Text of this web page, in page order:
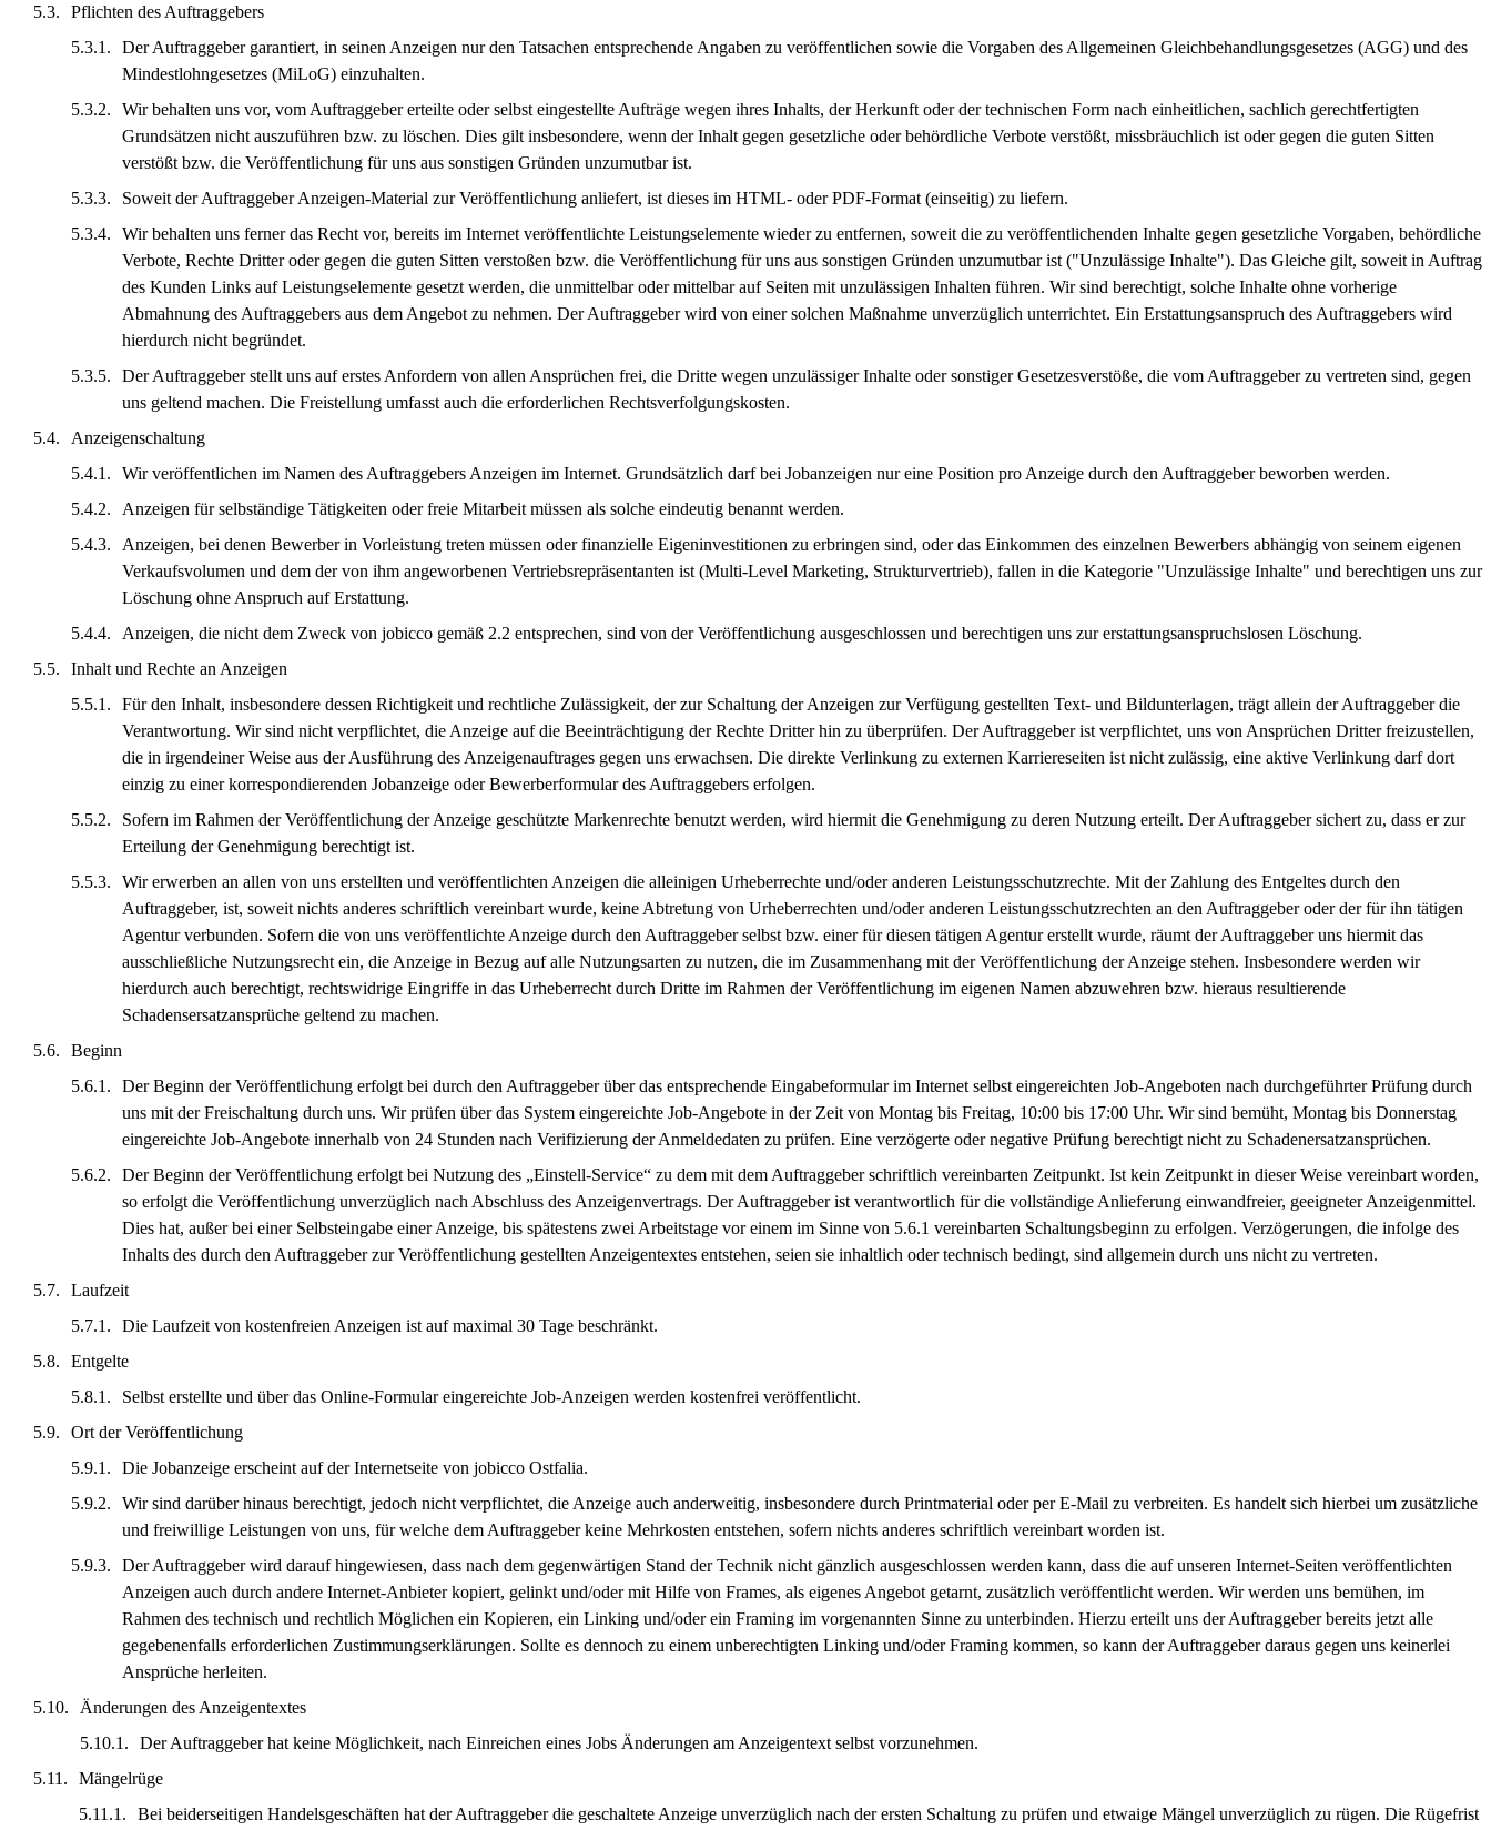
Pflichten des Auftraggebers
Der Auftraggeber garantiert, in seinen Anzeigen nur den Tatsachen entsprechende Angaben zu veröffentlichen sowie die Vorgaben des Allgemeinen Gleichbehandlungsgesetzes (AGG) und des
Mindestlohngesetzes (MiLoG) einzuhalten.
Wir behalten uns vor, vom Auftraggeber erteilte oder selbst eingestellte Aufträge wegen ihres Inhalts, der Herkunft oder der technischen Form nach einheitlichen, sachlich gerechtfertigten
Grundsätzen nicht auszuführen bzw. zu löschen. Dies gilt insbesondere, wenn der Inhalt gegen gesetzliche oder behördliche Verbote verstößt, missbräuchlich ist oder gegen die guten Sitten
verstößt bzw. die Veröffentlichung für uns aus sonstigen Gründen unzumutbar ist.
Soweit der Auftraggeber Anzeigen-Material zur Veröffentlichung anliefert, ist dieses im HTML- oder PDF-Format (einseitig) zu liefern.
Wir behalten uns ferner das Recht vor, bereits im Internet veröffentlichte Leistungselemente wieder zu entfernen, soweit die zu veröffentlichenden Inhalte gegen gesetzliche Vorgaben, behördliche
Verbote, Rechte Dritter oder gegen die guten Sitten verstoßen bzw. die Veröffentlichung für uns aus sonstigen Gründen unzumutbar ist ("Unzulässige Inhalte"). Das Gleiche gilt, soweit in Auftrag
des Kunden Links auf Leistungselemente gesetzt werden, die unmittelbar oder mittelbar auf Seiten mit unzulässigen Inhalten führen. Wir sind berechtigt, solche Inhalte ohne vorherige
Abmahnung des Auftraggebers aus dem Angebot zu nehmen. Der Auftraggeber wird von einer solchen Maßnahme unverzüglich unterrichtet. Ein Erstattungsanspruch des Auftraggebers wird
hierdurch nicht begründet.
Der Auftraggeber stellt uns auf erstes Anfordern von allen Ansprüchen frei, die Dritte wegen unzulässiger Inhalte oder sonstiger Gesetzesverstöße, die vom Auftraggeber zu vertreten sind, gegen
uns geltend machen. Die Freistellung umfasst auch die erforderlichen Rechtsverfolgungskosten.
Anzeigenschaltung
Wir veröffentlichen im Namen des Auftraggebers Anzeigen im Internet. Grundsätzlich darf bei Jobanzeigen nur eine Position pro Anzeige durch den Auftraggeber beworben werden.
Anzeigen für selbständige Tätigkeiten oder freie Mitarbeit müssen als solche eindeutig benannt werden.
Anzeigen, bei denen Bewerber in Vorleistung treten müssen oder finanzielle Eigeninvestitionen zu erbringen sind, oder das Einkommen des einzelnen Bewerbers abhängig von seinem eigenen
Verkaufsvolumen und dem der von ihm angeworbenen Vertriebsrepräsentanten ist (Multi-Level Marketing, Strukturvertrieb), fallen in die Kategorie "Unzulässige Inhalte" und berechtigen uns zur
Löschung ohne Anspruch auf Erstattung.
Anzeigen, die nicht dem Zweck von jobicco gemäß 2.2 entsprechen, sind von der Veröffentlichung ausgeschlossen und berechtigen uns zur erstattungsanspruchslosen Löschung.
Inhalt und Rechte an Anzeigen
Für den Inhalt, insbesondere dessen Richtigkeit und rechtliche Zulässigkeit, der zur Schaltung der Anzeigen zur Verfügung gestellten Text- und Bildunterlagen, trägt allein der Auftraggeber die
Verantwortung. Wir sind nicht verpflichtet, die Anzeige auf die Beeinträchtigung der Rechte Dritter hin zu überprüfen. Der Auftraggeber ist verpflichtet, uns von Ansprüchen Dritter freizustellen,
die in irgendeiner Weise aus der Ausführung des Anzeigenauftrages gegen uns erwachsen. Die direkte Verlinkung zu externen Karriereseiten ist nicht zulässig, eine aktive Verlinkung darf dort
einzig zu einer korrespondierenden Jobanzeige oder Bewerberformular des Auftraggebers erfolgen.
Sofern im Rahmen der Veröffentlichung der Anzeige geschützte Markenrechte benutzt werden, wird hiermit die Genehmigung zu deren Nutzung erteilt. Der Auftraggeber sichert zu, dass er zur
Erteilung der Genehmigung berechtigt ist.
Wir erwerben an allen von uns erstellten und veröffentlichten Anzeigen die alleinigen Urheberrechte und/oder anderen Leistungsschutzrechte. Mit der Zahlung des Entgeltes durch den
Auftraggeber, ist, soweit nichts anderes schriftlich vereinbart wurde, keine Abtretung von Urheberrechten und/oder anderen Leistungsschutzrechten an den Auftraggeber oder der für ihn tätigen
Agentur verbunden. Sofern die von uns veröffentlichte Anzeige durch den Auftraggeber selbst bzw. einer für diesen tätigen Agentur erstellt wurde, räumt der Auftraggeber uns hiermit das
ausschließliche Nutzungsrecht ein, die Anzeige in Bezug auf alle Nutzungsarten zu nutzen, die im Zusammenhang mit der Veröffentlichung der Anzeige stehen. Insbesondere werden wir
hierdurch auch berechtigt, rechtswidrige Eingriffe in das Urheberrecht durch Dritte im Rahmen der Veröffentlichung im eigenen Namen abzuwehren bzw. hieraus resultierende
Schadensersatzansprüche geltend zu machen.
Beginn
Der Beginn der Veröffentlichung erfolgt bei durch den Auftraggeber über das entsprechende Eingabeformular im Internet selbst eingereichten Job-Angeboten nach durchgeführter Prüfung durch
uns mit der Freischaltung durch uns. Wir prüfen über das System eingereichte Job-Angebote in der Zeit von Montag bis Freitag, 10:00 bis 17:00 Uhr. Wir sind bemüht, Montag bis Donnerstag
eingereichte Job-Angebote innerhalb von 24 Stunden nach Verifizierung der Anmeldedaten zu prüfen. Eine verzögerte oder negative Prüfung berechtigt nicht zu Schadenersatzansprüchen.
Der Beginn der Veröffentlichung erfolgt bei Nutzung des „Einstell-Service“ zu dem mit dem Auftraggeber schriftlich vereinbarten Zeitpunkt. Ist kein Zeitpunkt in dieser Weise vereinbart worden,
so erfolgt die Veröffentlichung unverzüglich nach Abschluss des Anzeigenvertrags. Der Auftraggeber ist verantwortlich für die vollständige Anlieferung einwandfreier, geeigneter Anzeigenmittel.
Dies hat, außer bei einer Selbsteingabe einer Anzeige, bis spätestens zwei Arbeitstage vor einem im Sinne von 5.6.1 vereinbarten Schaltungsbeginn zu erfolgen. Verzögerungen, die infolge des
Inhalts des durch den Auftraggeber zur Veröffentlichung gestellten Anzeigentextes entstehen, seien sie inhaltlich oder technisch bedingt, sind allgemein durch uns nicht zu vertreten.
Laufzeit
Die Laufzeit von kostenfreien Anzeigen ist auf maximal 30 Tage beschränkt.
Entgelte
Selbst erstellte und über das Online-Formular eingereichte Job-Anzeigen werden kostenfrei veröffentlicht.
Ort der Veröffentlichung
Die Jobanzeige erscheint auf der Internetseite von jobicco Ostfalia.
Wir sind darüber hinaus berechtigt, jedoch nicht verpflichtet, die Anzeige auch anderweitig, insbesondere durch Printmaterial oder per E-Mail zu verbreiten. Es handelt sich hierbei um zusätzliche
und freiwillige Leistungen von uns, für welche dem Auftraggeber keine Mehrkosten entstehen, sofern nichts anderes schriftlich vereinbart worden ist.
Der Auftraggeber wird darauf hingewiesen, dass nach dem gegenwärtigen Stand der Technik nicht gänzlich ausgeschlossen werden kann, dass die auf unseren Internet-Seiten veröffentlichten
Anzeigen auch durch andere Internet-Anbieter kopiert, gelinkt und/oder mit Hilfe von Frames, als eigenes Angebot getarnt, zusätzlich veröffentlicht werden. Wir werden uns bemühen, im
Rahmen des technisch und rechtlich Möglichen ein Kopieren, ein Linking und/oder ein Framing im vorgenannten Sinne zu unterbinden. Hierzu erteilt uns der Auftraggeber bereits jetzt alle
gegebenenfalls erforderlichen Zustimmungserklärungen. Sollte es dennoch zu einem unberechtigten Linking und/oder Framing kommen, so kann der Auftraggeber daraus gegen uns keinerlei
Ansprüche herleiten.
Änderungen des Anzeigentextes
Der Auftraggeber hat keine Möglichkeit, nach Einreichen eines Jobs Änderungen am Anzeigentext selbst vorzunehmen.
Mängelrüge
Bei beiderseitigen Handelsgeschäften hat der Auftraggeber die geschaltete Anzeige unverzüglich nach der ersten Schaltung zu prüfen und etwaige Mängel unverzüglich zu rügen. Die Rügefrist